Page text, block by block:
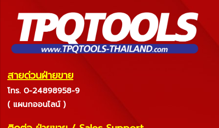
สายด่วนฝ่ายขาย
โทร. 0-24898958-9
( แผนกออนไลน์ )